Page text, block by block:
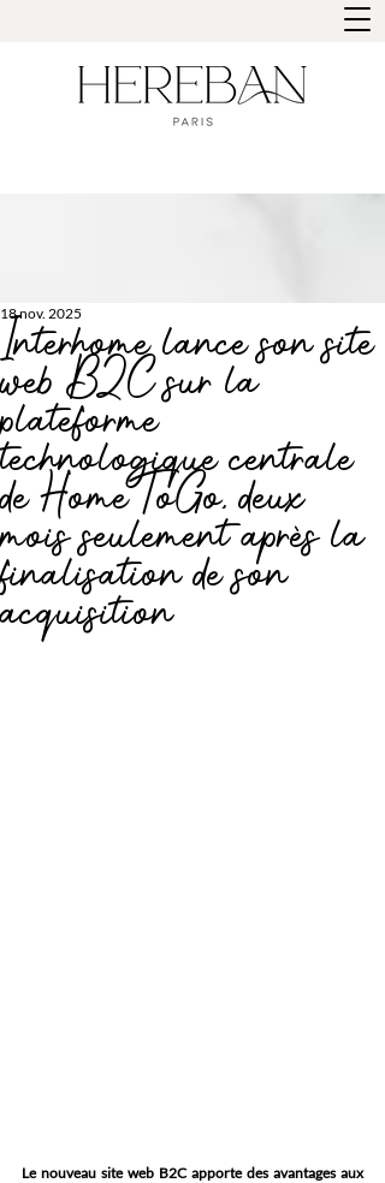
Interhome lance son site
web B2C sur la
plateforme
technologique centrale
de HomeToGo, deux
mois seulement après la
finalisation de son
acquisition
18 nov. 2025
Le nouveau site web B2C apporte des avantages aux